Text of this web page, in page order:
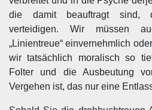
die damit beauftragt sind,
verteidigen. Wir müssen
„Linientreue“ einvernehmlich
wir tatsächlich moralisch so
Folter und die Ausbeutung
Vergehen ist, das nur eine